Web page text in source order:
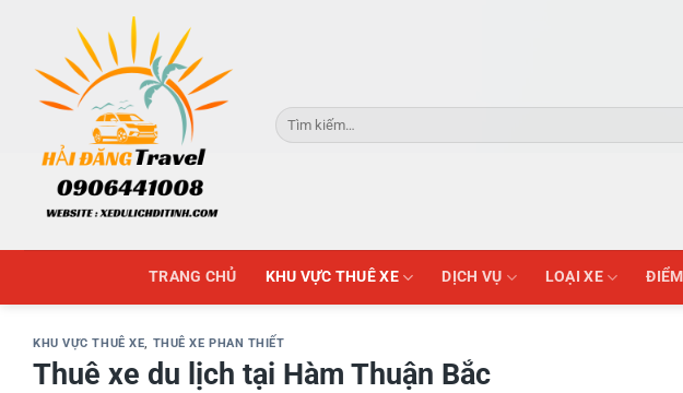
content
Tìm
kiếm:
TRANG CHỦ KHU VỰC THUÊ XE DỊCH VỤ LOẠI XE
KHU VỰC THUÊ XE, THUÊ XE PHAN THIẾT
Thuê xe du lịch tại Hàm Thuận Bắc